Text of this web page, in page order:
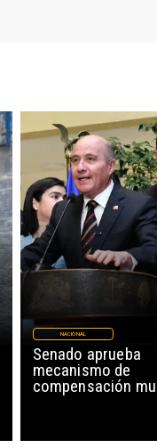
Senado aprueba
mecanismo de
compensación
NACIONAL